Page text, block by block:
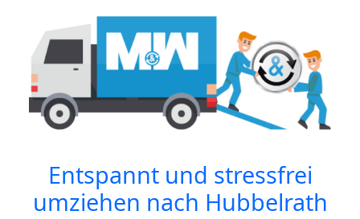
Entspannt und stressfrei
umziehen nach Hubbelrath